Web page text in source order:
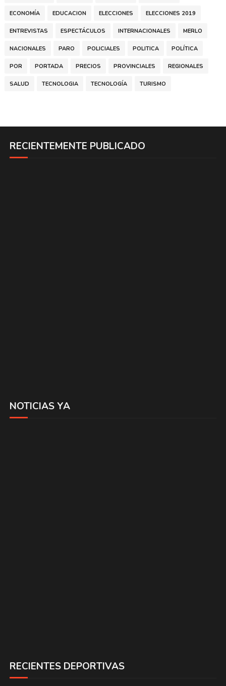
ECONOMÍA EDUCACION ELECCIONES ELECCIONES 2019
ENTREVISTAS ESPECTÁCULOS INTERNACIONALES MERLO
NACIONALES PARO POLICIALES POLITICA POLÍTICA
POR PORTADA PRECIOS PROVINCIALES REGIONALES
SALUD TECNOLOGIA TECNOLOGÍA TURISMO
RECIENTEMENTE PUBLICADO
NOTICIAS YA
RECIENTES DEPORTIVAS